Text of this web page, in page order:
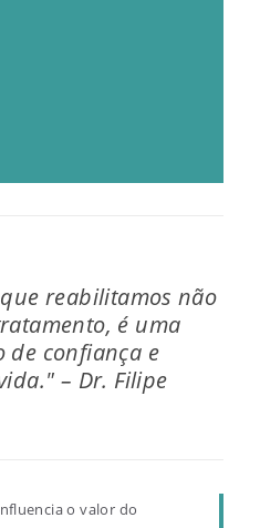
reabilitamos não
é uma
de confiança e
– Dr. Filipe
o valor do